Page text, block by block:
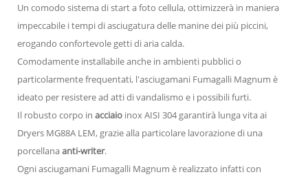
Un comodo sistema di start a foto cellula, ottimizzerà in maniera
impeccabile i tempi di asciugatura delle manine dei più piccini,
erogando confortevole getti di aria calda.
Comodamente installabile anche in ambienti pubblici o
particolarmente frequentati, l'asciugamani Fumagalli Magnum è
ideato per resistere ad atti di vandalismo e i possibili furti.
Il robusto corpo in acciaio inox AISI 304 garantirà lunga vita ai
Dryers MG88A LEM, grazie alla particolare lavorazione di una
porcellanaanti-writer.
Ogni asciugamani Fumagalli Magnum è realizzato infatti con